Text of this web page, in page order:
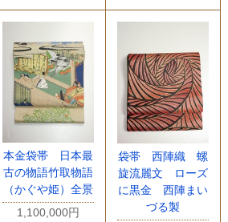
本金袋帯 日本最
古の物語竹取物語
（かぐや姫）全景
1,100,000円
袋帯 西陣織 螺
旋流麗文 ローズ
に黒金 西陣まい
づる製